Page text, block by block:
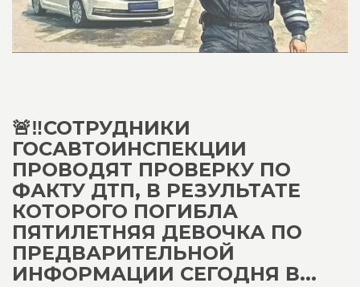
🚨‼️СОТРУДНИКИ
ГОСАВТОИНСПЕКЦИИ
ПРОВОДЯТ ПРОВЕРКУ ПО
ФАКТУ ДТП, В РЕЗУЛЬТАТЕ
КОТОРОГО ПОГИБЛА
ПЯТИЛЕТНЯЯ ДЕВОЧКА ПО
ПРЕДВАРИТЕЛЬНОЙ
ИНФОРМАЦИИ СЕГОДНЯ В...